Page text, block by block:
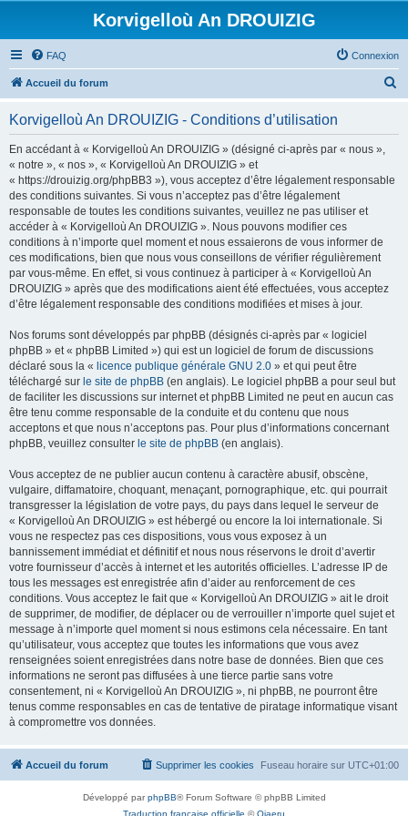
Korvigelloù An DROUIZIG
FAQ Connexion
Accueil du forum
Korvigelloù An DROUIZIG - Conditions d’utilisation
En accédant à « Korvigelloù An DROUIZIG » (désigné ci-après par « nous »,
« notre », « nos », « Korvigelloù An DROUIZIG » et
« https://drouizig.org/phpBB3 »), vous acceptez d’être légalement responsable
des conditions suivantes. Si vous n’acceptez pas d’être légalement
responsable de toutes les conditions suivantes, veuillez ne pas utiliser et
accéder à « Korvigelloù An DROUIZIG ». Nous pouvons modifier ces
conditions à n’importe quel moment et nous essaierons de vous informer de
ces modifications, bien que nous vous conseillons de vérifier régulièrement
par vous-même. En effet, si vous continuez à participer à « Korvigelloù An
DROUIZIG » après que des modifications aient été effectuées, vous acceptez
d’être légalement responsable des conditions modifiées et mises à jour.
Nos forums sont développés par phpBB (désignés ci-après par « logiciel
phpBB » et « phpBB Limited ») qui est un logiciel de forum de discussions
déclaré sous la « licence publique générale GNU 2.0 » et qui peut être
téléchargé sur le site de phpBB (en anglais). Le logiciel phpBB a pour seul but
de faciliter les discussions sur internet et phpBB Limited ne peut en aucun cas
être tenu comme responsable de la conduite et du contenu que nous
acceptons et que nous n’acceptons pas. Pour plus d’informations concernant
phpBB, veuillez consulter le site de phpBB (en anglais).
Vous acceptez de ne publier aucun contenu à caractère abusif, obscène,
vulgaire, diffamatoire, choquant, menaçant, pornographique, etc. qui pourrait
transgresser la législation de votre pays, du pays dans lequel le serveur de
« Korvigelloù An DROUIZIG » est hébergé ou encore la loi internationale. Si
vous ne respectez pas ces dispositions, vous vous exposez à un
bannissement immédiat et définitif et nous nous réservons le droit d’avertir
votre fournisseur d’accès à internet et les autorités officielles. L’adresse IP de
tous les messages est enregistrée afin d’aider au renforcement de ces
conditions. Vous acceptez le fait que « Korvigelloù An DROUIZIG » ait le droit
de supprimer, de modifier, de déplacer ou de verrouiller n’importe quel sujet et
message à n’importe quel moment si nous estimons cela nécessaire. En tant
qu’utilisateur, vous acceptez que toutes les informations que vous avez
renseignées soient enregistrées dans notre base de données. Bien que ces
informations ne seront pas diffusées à une tierce partie sans votre
consentement, ni « Korvigelloù An DROUIZIG », ni phpBB, ne pourront être
tenus comme responsables en cas de tentative de piratage informatique visant
à compromettre vos données.
Accueil du forum Fuseau horaire sur UTC+01:00
Supprimer les cookies
Développé parphpBB® Forum Software © phpBB Limited
Traduction française officielle ©Qiaeru